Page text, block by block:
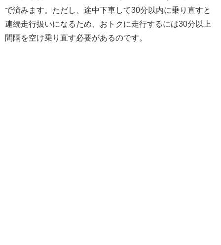
で済みます。ただし、途中下車して30分以内に乗り直すと
連続走行扱いになるため、おトクに走行するには30分以上
間隔を空け乗り直す必要があるのです。